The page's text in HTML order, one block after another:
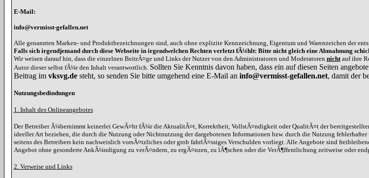
E-Mail:
info@vermisst-gefallen.net
Alle genannten Marken- und Produktbezeichnungen sind, auch ohne explizite Kennzeichnung, Eigentum und Warenzeichen der
Falls sich irgendjemand durch diese Webseite in irgendwelchen Rechten verletzt fÃ¼hlt: Bitte nicht gleich eine Abmahnung
Wir weisen darauf hin, dass die einzelnen BeitrÃ¤ge und Links der Nutzer von den Administratoren und Moderatoren nichtauf ihre
Autor dieser selbst fÃ¼r den Inhalt verantwortlich. Sollten Sie Kenntnis davon haben, dass ein auf diesen Seiten
Beitrag im vksvg.desteht, so senden Sie bitte umgehend eine E-Mail an info@vermisst-gefallen.net, damit der
Nutzungsbedindungen
1. Inhalt des Onlineangebotes
Der Betreiber Ã¼bernimmt keinerlei GewÃ¤hr fÃ¼r die AktualitÃ¤t, Korrektheit, VollstÃ¤ndigkeit oder QualitÃ¤t der
ideeller Art beziehen, die durch die Nutzung oder Nichtnutzung der dargebotenen Informationen bzw. durch die Nutzung
seitens des Betreibers kein nachweislich vorsÃ¤tzliches oder grob fahrlÃ¤ssiges Verschulden vorliegt. Alle Angebote sind
Angebot ohne gesonderte AnkÃ¼ndigung zu verÃ¤ndern, zu ergÃ¤nzen, zu lÃ¶schen oder die VerÃ¶ffentlichung zeitweise oder
2. Verweise und Links